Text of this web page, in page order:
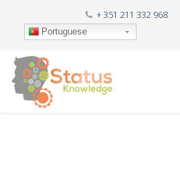
+ 351 211 332 968
Portuguese